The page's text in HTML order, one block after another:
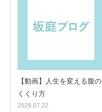
【動画】人生を変える腹の
くくり方
2026.07.22